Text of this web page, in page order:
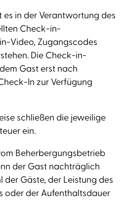
es in der Verantwortung des
Check-in-
Video, Zugangscodes
Die Check-in-
Gast erst nach
In zur Verfügung
schließen die jeweilige
ein.
Beherbergungsbetrieb
der Gast nachträglich
der Gäste, der Leistung des
oder der Aufenthaltsdauer